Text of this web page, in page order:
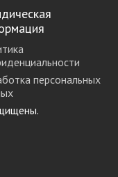
персональных